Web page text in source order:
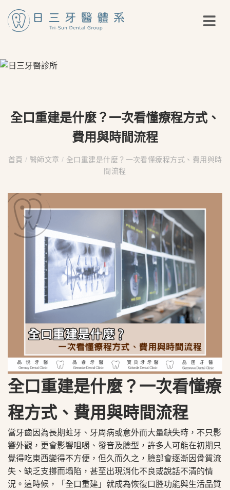
全口重建是什麼？一次看懂療程方式、
費用與時間流程
首頁 / 醫師文章/ 全口重建是什麼？一次看懂療程方式、費用與時
間流程
全口重建是什麼？一次看懂療
程方式、費用與時間流程
當牙齒因為長期蛀牙、牙周病或意外而大量缺失時，不只影
響外觀，更會影響咀嚼、發音及臉型，許多人可能在初期只
覺得吃東西變得不方便，但久而久之，臉部會逐漸因骨質流
失、缺乏支撐而塌陷，甚至出現消化不良或說話不清的情
況。這時候，「全口重建」就成為恢復口腔功能與生活品質